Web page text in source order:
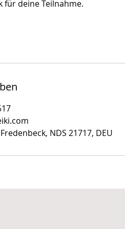
für deine Teilnahme.
NDS 21717, DEU